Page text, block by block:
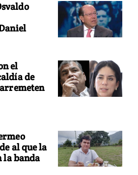
el
de
al que la
la banda